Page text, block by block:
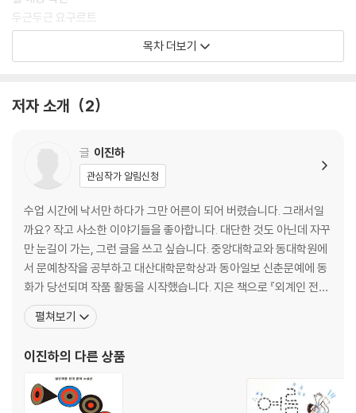
두근두근 요구르트
목차 더보기
저자 소개 2
글 이진하
관심작가 알림신청
수업 시간에 낙서만 하다가 그만 어른이 되어 버렸습니다. 그래서일
까요? 작고 사소한 이야기들을 좋아합니다. 대단한 것도 아닌데 자꾸
만 눈길이 가는, 그런 글을 쓰고 싶습니다. 중앙대학교와 동대학원에
서 문예창작을 공부하고 대산대학문학상과 동아일보 신춘문예에 동
화가 당선되며 작품 활동을 시작했습니다. 지은 책으로 『외계인 전학
생 마리』, 『털이 뭐길래』 등이 있고 함께 쓴 책으로 『바디픽션』이 있
습니다. 어린이들과 함께 글쓰기 수업을 하며 낄낄거리는 것이 가장
예에 당선되면서 동화 작가가 되었습니다. 중앙대학교와
펼쳐보기
이진하의 다른 상품